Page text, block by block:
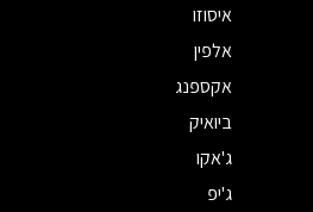
איסוזו
אלפין
אקספנג
ביואיק
ג'אקו
ג'יפ